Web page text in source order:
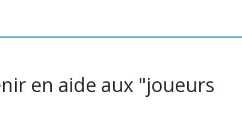
en aide aux "joueurs